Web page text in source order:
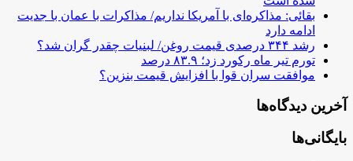
بقائی: مذاکره‌ای با آمریکا نداریم/ مذاکرات با عمان با جدیت
ادامه دارد
رشد ۳۴۴ درصدی قیمت روغن/ لبنیات چقدر گران شد؟
تورم تیر ماه رکورد زد؛ ۸۳.۹ درصد
موافقت سران قوا با افزایش قیمت بنزین؟
آخرین دیدگاه‌ها
بایگانی‌ها